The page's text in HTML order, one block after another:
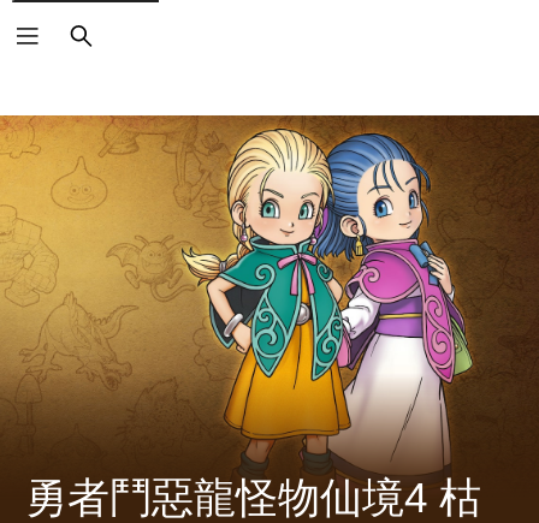
搜
尋
勇者鬥惡龍怪物仙境4 枯